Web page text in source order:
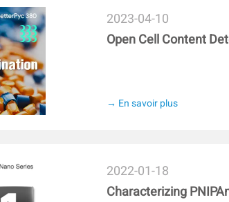
2023-04-10
Open Cell Content
→ En savoir plus
2022-01-18
Characterizing